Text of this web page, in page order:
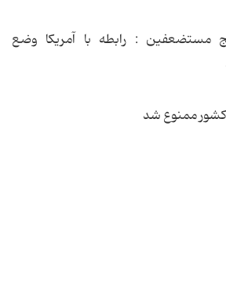
مستضعفین : رابطه با آمریکا وضع
ممنوع شد